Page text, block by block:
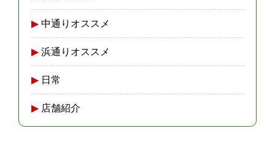
中通りオススメ
浜通りオススメ
日常
店舗紹介